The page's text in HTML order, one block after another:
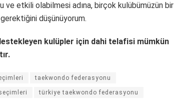
ve etkili olabilmesi adına, birçok kulübümüzün bir
düşünüyorum.
kulüpler için dahi telafisi mümkün
taekwondo federasyonu
türkiye taekwondo federasyonu